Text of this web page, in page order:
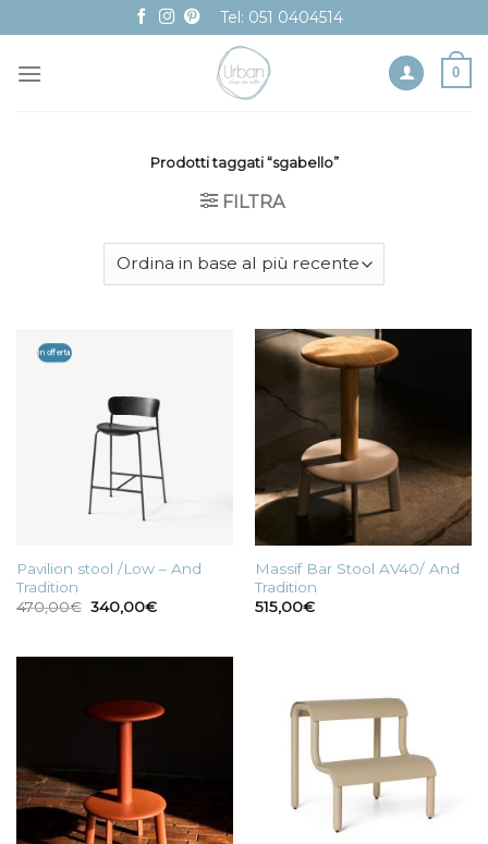
to
content
Tel: 051 0404514
0
Prodotti taggati “sgabello”
FILTRA
In offerta
Pavilion stool /Low – And
Tradition
470,00€ Il
prezzo
470,00€.
340,00€Il
340,00€.
Massif Bar Stool AV40/ And
Tradition
515,00€